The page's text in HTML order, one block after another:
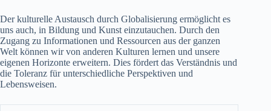
Der kulturelle Austausch durch Globalisierung ermöglicht es
uns auch, in Bildung und Kunst einzutauchen. Durch den
Zugang zu Informationen und Ressourcen aus der ganzen
Welt können wir von anderen Kulturen lernen und unsere
eigenen Horizonte erweitern. Dies fördert das Verständnis und
die Toleranz für unterschiedliche Perspektiven und
Lebensweisen.